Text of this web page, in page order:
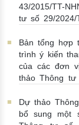
43/2015/TT-
tư số 29/2024/
NHNN
00:40:00
Bản tổng hợp
trình ý kiến
của các đơn
thảo Thông tư
tư số 39/
ngày 01/7/
Dự thảo
bổ sung một